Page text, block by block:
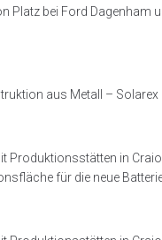
Platz bei Ford
aus Metall – Solarex
Produktionsstätten in
für die neue